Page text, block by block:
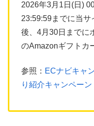
2026年3月1日(日)
23:59:59までに当サ
後、4月30日までに
のAmazonギフトカ
参照： ECナビキャ
り紹介キャンペーン